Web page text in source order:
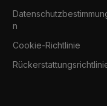
n
Cookie-Richtlinie